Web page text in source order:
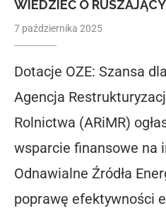
WIEDZIEĆ O
7 października 2025
Dotacje OZE: Szansa
Agencja
Rolnictwa (ARiMR)
wsparcie finansowe na
Odnawialne Źródła
poprawę efektywności